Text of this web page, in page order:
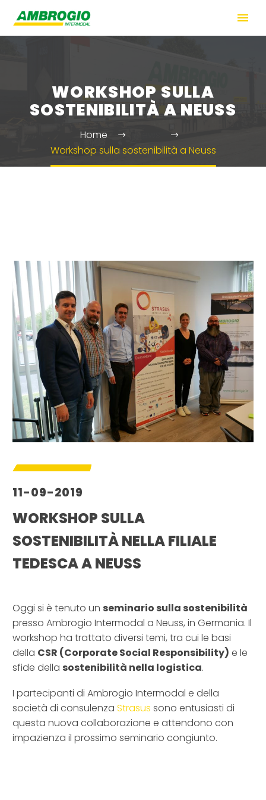
WORKSHOP SULLA
SOSTENIBILITÀ A NEUSS
Home
Workshop sulla sostenibilità a Neuss
11-09-2019
WORKSHOP SULLA
SOSTENIBILITÀ NELLA FILIALE
TEDESCA A NEUSS
Oggi si è tenuto un seminario sulla sostenibilità
presso Ambrogio Intermodal a Neuss, in Germania. Il
workshop ha trattato diversi temi, tra cui le basi
della CSR (Corporate Social Responsibility) e le
sfide della sostenibilità nella logistica.
I partecipanti di Ambrogio Intermodal e della
società di consulenza Strasus sono entusiasti di
questa nuova collaborazione e attendono con
impazienza il prossimo seminario congiunto.